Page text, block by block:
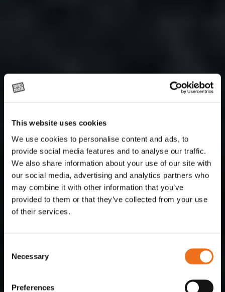
This website uses cookies
We use cookies to personalise content and ads, to
provide social media features and to analyse our traffic.
We also share information about your use of our site with
our social media, advertising and analytics partners who
may combine it with other information that you’ve
provided to them or that they’ve collected from your use
of their services.
Selection
Necessary
Preferences